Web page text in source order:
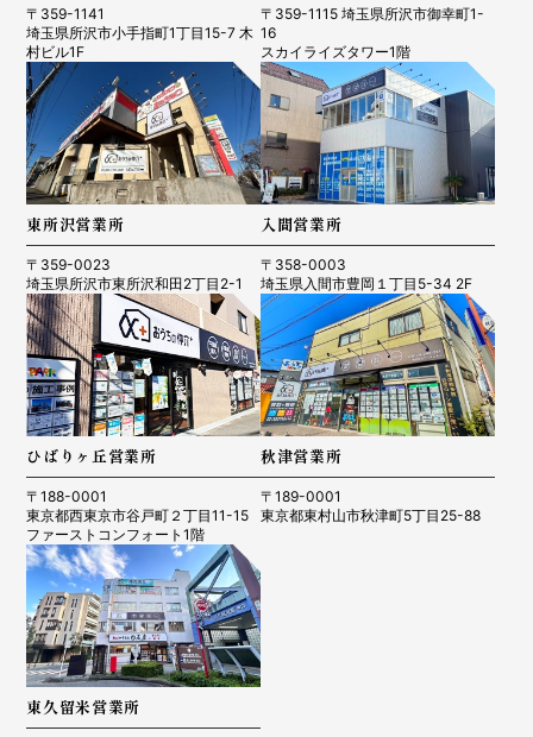
〒359-1141
埼玉県所沢市小手指町1丁目15-7 木
村ビル1F
〒359-1115 埼玉県所沢市御幸町1-
16
スカイライズタワー1階
東所沢営業所
〒359-0023
埼玉県所沢市東所沢和田2丁目2-1
入間営業所
〒358-0003
埼玉県入間市豊岡１丁目5-34 2F
ひばりヶ丘営業所
〒188-0001
東京都西東京市谷戸町２丁目11-15
ファーストコンフォート1階
秋津営業所
〒189-0001
東京都東村山市秋津町5丁目25-88
東久留米営業所